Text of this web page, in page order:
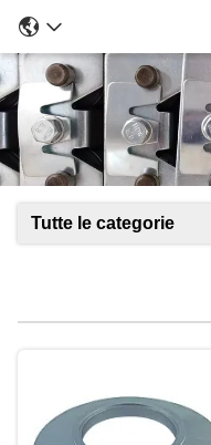
Tutte le categorie